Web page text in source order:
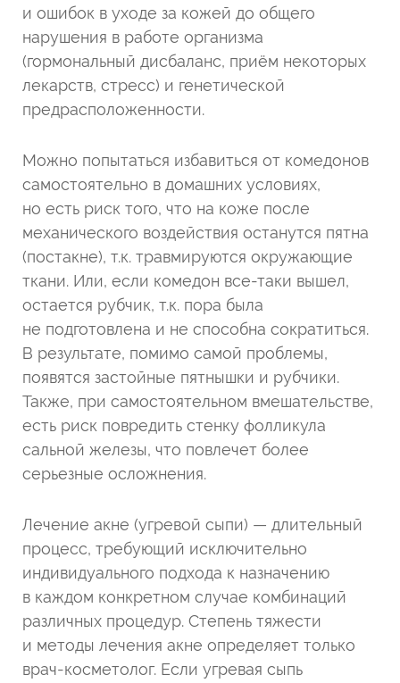
и ошибок в уходе за кожей до общего
нарушения в работе организма
(гормональный дисбаланс, приём некоторых
лекарств, стресс) и генетической
предрасположенности.
Можно попытаться избавиться от комедонов
самостоятельно в домашних условиях,
но есть риск того, что на коже после
механического воздействия останутся пятна
(постакне), т.к. травмируются окружающие
ткани. Или, если комедон все-таки вышел,
остается рубчик, т.к. пора была
не подготовлена и не способна сократиться.
В результате, помимо самой проблемы,
появятся застойные пятнышки и рубчики.
Также, при самостоятельном вмешательстве,
есть риск повредить стенку фолликула
сальной железы, что повлечет более
серьезные осложнения.
Лечение акне (угревой сыпи) — длительный
процесс, требующий исключительно
индивидуального подхода к назначению
в каждом конкретном случае комбинаций
различных процедур. Степень тяжести
и методы лечения акне определяет только
врач-косметолог. Если угревая сыпь